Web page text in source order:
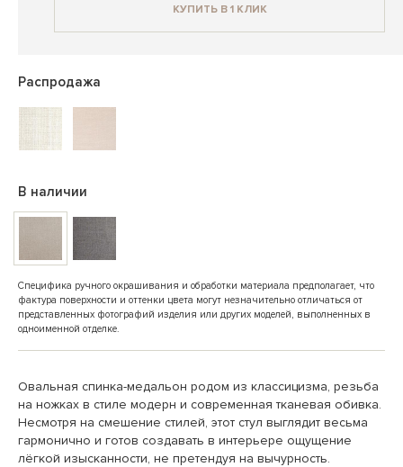
КУПИТЬ В 1 КЛИК
Распродажа
В наличии
Специфика ручного окрашивания и обработки материала предполагает, что
фактура поверхности и оттенки цвета могут незначительно отличаться от
представленных фотографий изделия или других моделей, выполненных в
одноименной отделке.
Овальная спинка-медальон родом из классицизма, резьба
на ножках в стиле модерн и современная тканевая обивка.
Несмотря на смешение стилей, этот стул выглядит весьма
гармонично и готов создавать в интерьере ощущение
лёгкой изысканности, не претендуя на вычурность.